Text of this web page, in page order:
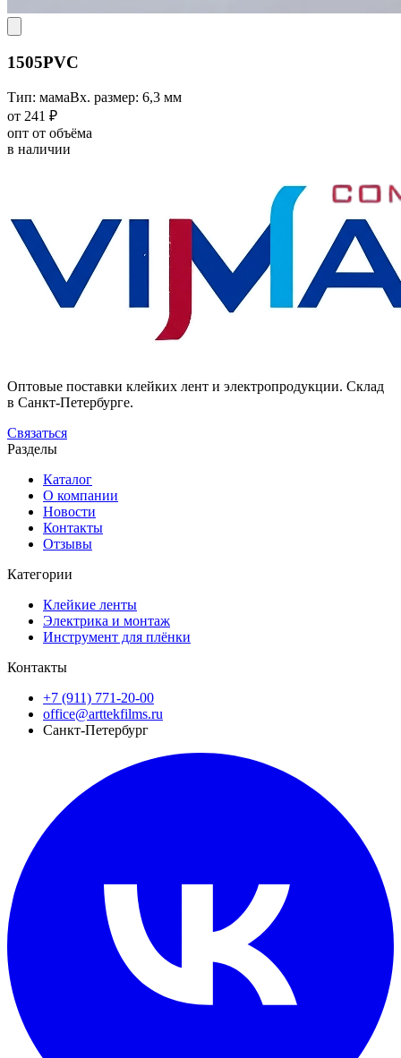
1505PVC
Тип: мамаВх. размер: 6,3 мм
от 241 ₽
опт от объёма
в наличии
Оптовые поставки клейких лент и электропродукции. Склад
в Санкт-Петербурге.
Связаться
Разделы
Каталог
О компании
Новости
Контакты
Отзывы
Категории
Клейкие ленты
Электрика и монтаж
Инструмент для плёнки
Контакты
+7 (911) 771-20-00
office@arttekfilms.ru
Санкт-Петербург